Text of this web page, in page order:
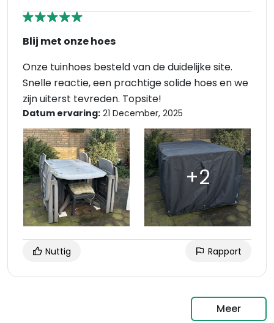
Blij met onze hoes
Onze tuinhoes besteld van de duidelijke site.
Snelle reactie, een prachtige solide hoes en we
zijn uiterst tevreden. Topsite!
Datum ervaring: 21 December, 2025
Nuttig Rapport
Meer